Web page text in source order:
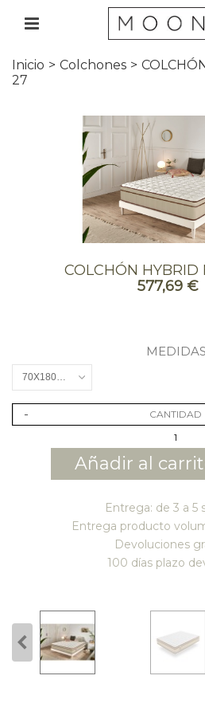
Inicio > Colchones >
27
COLCHÓN
577,69 €
MEDIDAS
70X180CM
CANTIDAD
-
Añadir al
Entrega: de 3 a 5
Entrega producto
Devoluciones
100 días plazo